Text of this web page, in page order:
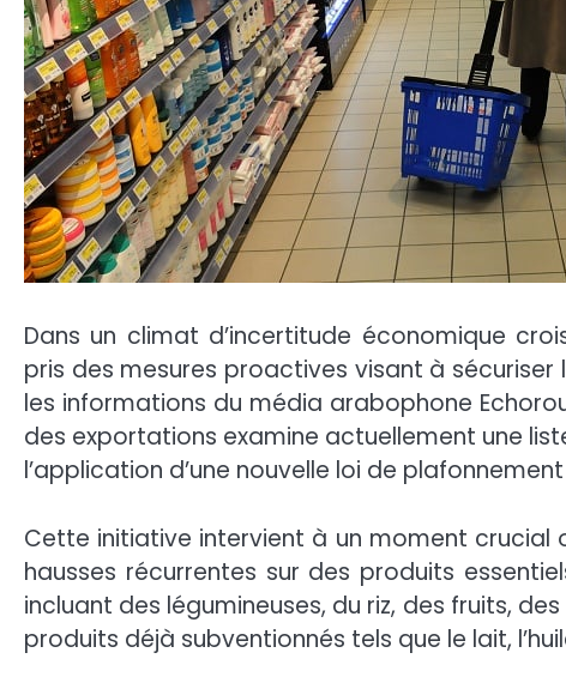
Dans un climat d’incertitude économique
pris des mesures proactives visant à
les informations du média arabophone
des exportations examine actuellement une
l’application d’une nouvelle loi de
Cette initiative intervient à un moment
hausses récurrentes sur des produits
incluant des légumineuses, du riz, des fruits,
produits déjà subventionnés tels que le lait,